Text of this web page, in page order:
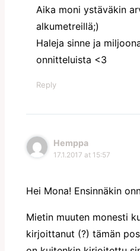
Aika moni ystäväkin
alkumetreillä;)
Haleja sinne ja
onnitteluista <3
Reply
Hemppa
17.1.2017 at 15:57
Hei Mona! Ensinnäkin
Mietin muuten monesti
kirjoittanut (?) tämän